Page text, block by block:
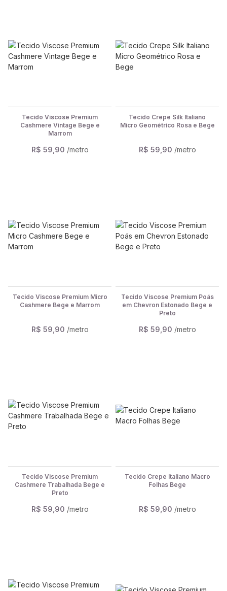
Tecido Viscose Premium
Cashmere Vintage Bege e
Marrom
R$ 59,90 /metro
Tecido Crepe Silk Italiano
Micro Geométrico Rosa e Bege
R$ 59,90 /metro
Tecido Viscose Premium Micro
Cashmere Bege e Marrom
R$ 59,90 /metro
Tecido Viscose Premium Poás
em Chevron Estonado Bege e
Preto
R$ 59,90 /metro
Tecido Viscose Premium
Cashmere Trabalhada Bege e
Preto
R$ 59,90 /metro
Tecido Crepe Italiano Macro
Folhas Bege
R$ 59,90 /metro